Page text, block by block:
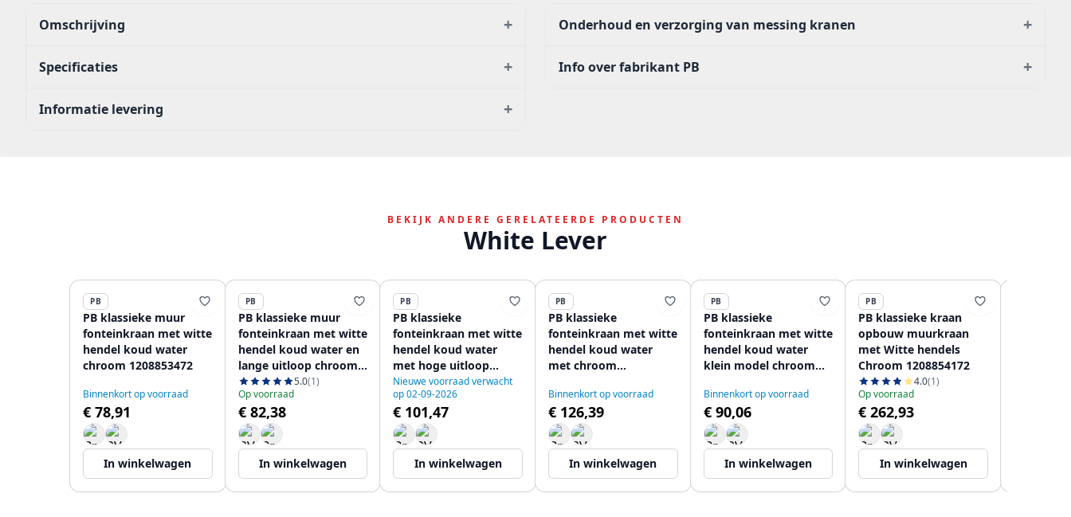
Omschrijving +
Specificaties +
Informatie levering +
Onderhoud en verzorging van messing kranen +
Info over fabrikant PB +
BEKIJK ANDERE GERELATEERDE PRODUCTEN
White Lever
PB
PB klassieke muur
fonteinkraan met witte
hendel koud water
chroom 1208853472
Binnenkort op voorraad
€ 78,91
In winkelwagen
PB
PB klassieke muur
fonteinkraan met witte
hendel koud water en
lange uitloop chroom
12088536125.0(1)
Op voorraad
€ 82,38
In winkelwagen
PB
PB klassieke
fonteinkraan met witte
hendel koud water
met hoge uitloop
chroom 1208853652
Nieuwe voorraad verwacht
op 02-09-2026
€ 101,47
In winkelwagen
PB
PB klassieke
fonteinkraan met witte
hendel koud water
met chroom
Binnenkort op voorraad
€ 126,39
In winkelwagen
PB
PB klassieke
fonteinkraan met witte
hendel koud water
klein model chroom
Binnenkort op voorraad
€ 90,06
In winkelwagen
PB
PB klassieke kraan
opbouw muurkraan
met Witte hendels
Chroom 1208854172
4.0(1)
Op voorraad
€ 262,93
In winkelwagen